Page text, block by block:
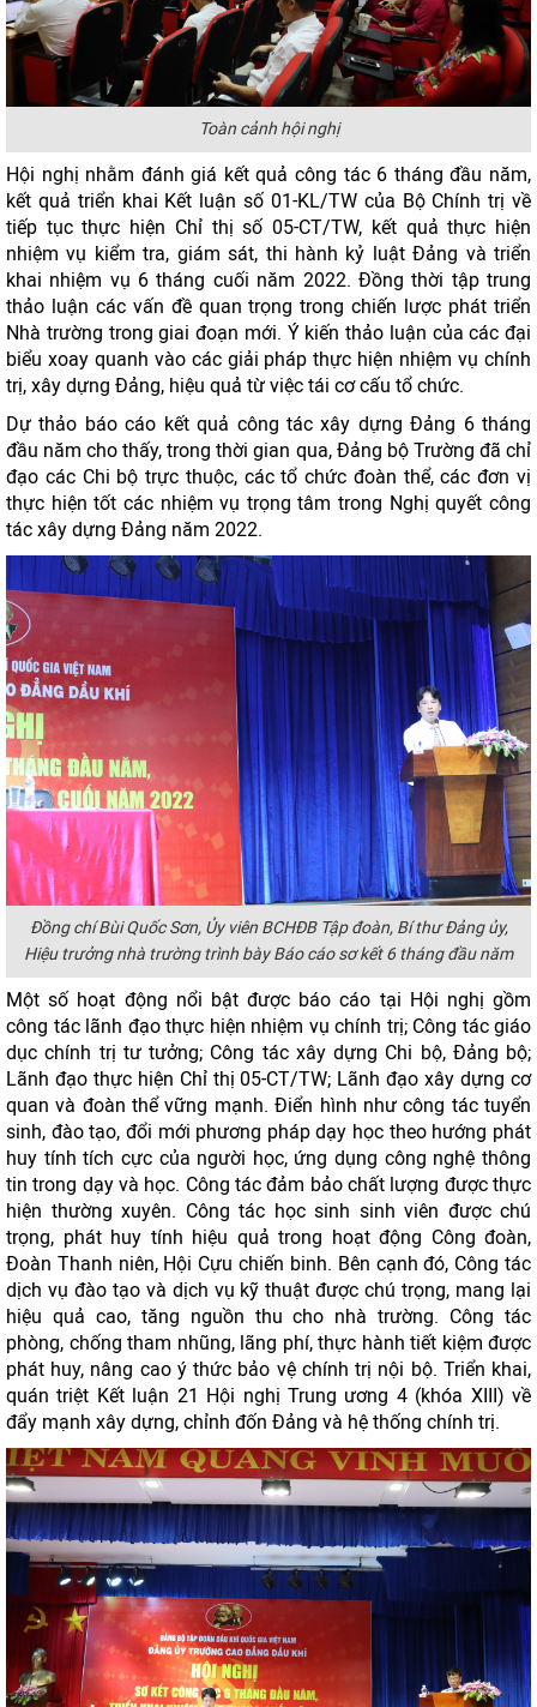
Toàn cảnh hội nghị
Hội nghị nhằm đánh giá kết quả công tác 6 tháng đầu năm,
kết quả triển khai Kết luận số 01-KL/TW của Bộ Chính trị về
tiếp tục thực hiện Chỉ thị số 05-CT/TW, kết quả thực hiện
nhiệm vụ kiểm tra, giám sát, thi hành kỷ luật Đảng và triển
khai nhiệm vụ 6 tháng cuối năm 2022. Đồng thời tập trung
thảo luận các vấn đề quan trọng trong chiến lược phát triển
Nhà trường trong giai đoạn mới. Ý kiến thảo luận của các đại
biểu xoay quanh vào các giải pháp thực hiện nhiệm vụ chính
trị, xây dựng Đảng, hiệu quả từ việc tái cơ cấu tổ chức.
Dự thảo báo cáo kết quả công tác xây dựng Đảng 6 tháng
đầu năm cho thấy, trong thời gian qua, Đảng bộ Trường đã chỉ
đạo các Chi bộ trực thuộc, các tổ chức đoàn thể, các đơn vị
thực hiện tốt các nhiệm vụ trọng tâm trong Nghị quyết công
tác xây dựng Đảng năm 2022.
Đồng chí Bùi Quốc Sơn, Ủy viên BCHĐB Tập đoàn, Bí thư Đảng ủy,
Hiệu trưởng nhà trường trình bày Báo cáo sơ kết 6 tháng đầu năm
Một số hoạt động nổi bật được báo cáo tại Hội nghị gồm
công tác lãnh đạo thực hiện nhiệm vụ chính trị; Công tác giáo
dục chính trị tư tưởng; Công tác xây dựng Chi bộ, Đảng bộ;
Lãnh đạo thực hiện Chỉ thị 05-CT/TW; Lãnh đạo xây dựng cơ
quan và đoàn thể vững mạnh. Điển hình như công tác tuyển
sinh, đào tạo, đổi mới phương pháp dạy học theo hướng phát
huy tính tích cực của người học, ứng dụng công nghệ thông
tin trong dạy và học. Công tác đảm bảo chất lượng được thực
hiện thường xuyên. Công tác học sinh sinh viên được chú
trọng, phát huy tính hiệu quả trong hoạt động Công đoàn,
Đoàn Thanh niên, Hội Cựu chiến binh. Bên cạnh đó, Công tác
dịch vụ đào tạo và dịch vụ kỹ thuật được chú trọng, mang lại
hiệu quả cao, tăng nguồn thu cho nhà trường. Công tác
phòng, chống tham nhũng, lãng phí, thực hành tiết kiệm được
phát huy, nâng cao ý thức bảo vệ chính trị nội bộ. Triển khai,
quán triệt Kết luận 21 Hội nghị Trung ương 4 (khóa XIII) về
đẩy mạnh xây dựng, chỉnh đốn Đảng và hệ thống chính trị.